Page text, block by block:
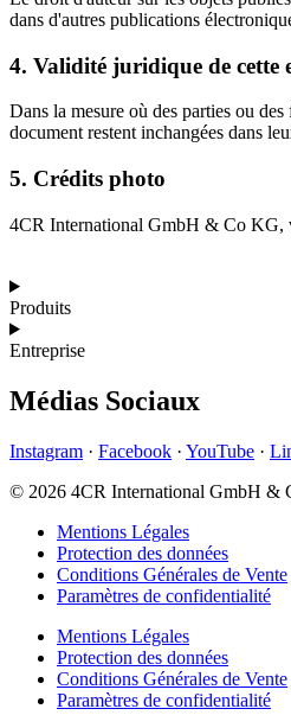
dans d'autres publications
4. Validité juridique de cette
Dans la mesure où des parties ou
document restent inchangées dans
5. Crédits photo
4CR International GmbH & Co KG,
Produits
Entreprise
Médias Sociaux
Instagram · Facebook · YouTube ·
© 2026 4CR International GmbH &
Mentions Légales
Protection des données
Conditions Générales de Vente
Paramètres de confidentialité
Mentions Légales
Protection des données
Conditions Générales de Vente
Paramètres de confidentialité